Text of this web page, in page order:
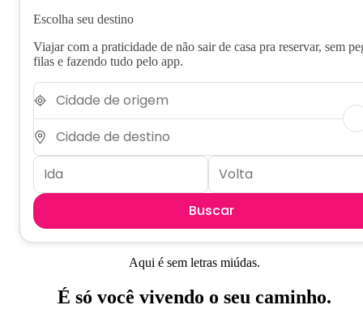
Escolha seu destino
Viajar com a praticidade de não sair de casa pra reservar, sem
filas e fazendo tudo pelo app.
Buscar
Aqui é sem letras miúdas.
É só você vivendo o seu caminho.